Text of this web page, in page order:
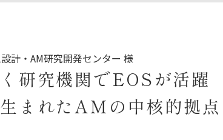
計・AM研究開発センター 様
研究機関でEOSが活躍
まれたAMの中核的拠点